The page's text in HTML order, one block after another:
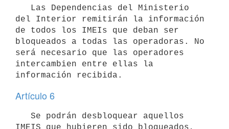
del Interior remitirán la información
de todos los IMEIs que deban ser
bloqueados a todas las operadoras. No
será necesario que las operadores
intercambien entre ellas la
Artículo 6